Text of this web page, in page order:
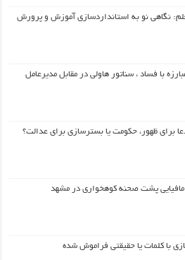
نگاهی نو به استانداردسازی آموزش و پرورش
با فساد ، سناتور هاولی در مقابل مدیرعامل
برای ظهور، حکومت یا بسترسازی برای عدالت؟
مافیایی پشت صحنه کوهخواری در مشهد
با کلمات یا حقیقتی فراموش شده